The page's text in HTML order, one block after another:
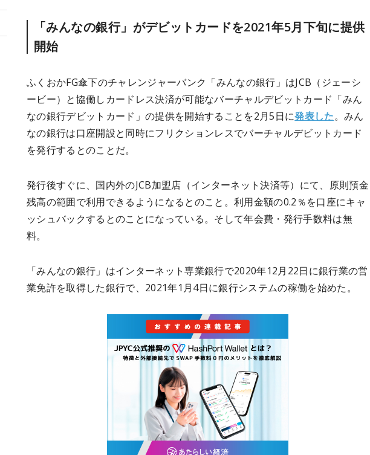
「みんなの銀行」がデビットカードを2021年5月下旬に提供
開始
ふくおかFG傘下のチャレンジャーバンク「みんなの銀行」はJCB（ジェーシ
ービー）と協働しカードレス決済が可能なバーチャルデビットカード「みん
なの銀行デビットカード」の提供を開始することを2月5日に発表した。みん
なの銀行は口座開設と同時にフリクションレスでバーチャルデビットカード
を発行するとのことだ。
発行後すぐに、国内外のJCB加盟店（インターネット決済等）にて、原則預金
残高の範囲で利用できるようになるとのこと。利用金額の0.2％を口座にキャ
ッシュバックするとのことになっている。そして年会費・発行手数料は無
料。
「みんなの銀行」はインターネット専業銀行で2020年12月22日に銀行業の営
業免許を取得した銀行で、2021年1月4日に銀行システムの稼働を始めた。